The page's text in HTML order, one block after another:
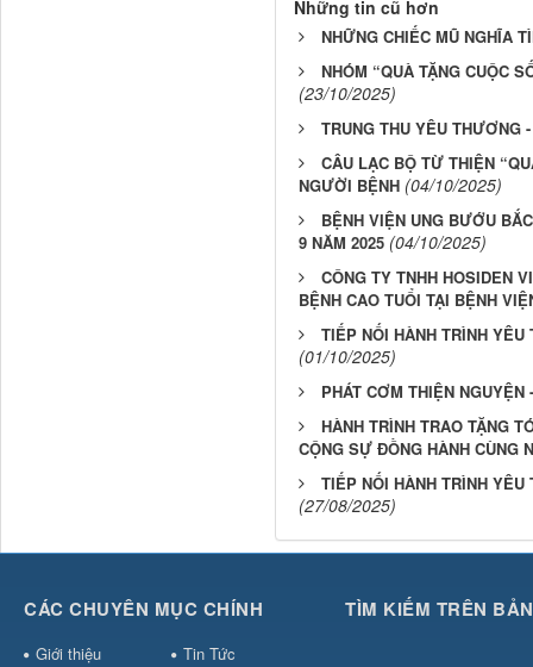
Những tin cũ hơn
NHỮNG CHIẾC MŨ NGHĨA
NHÓM “QUÀ TẶNG CUỘC
(23/10/2025)
TRUNG THU YÊU THƯƠNG
CÂU LẠC BỘ TỪ THIỆN
NGƯỜI BỆNH (04/10/2025)
BỆNH VIỆN UNG BƯỚU
9 NĂM 2025 (04/10/2025)
CÔNG TY TNHH HOSIDEN
BỆNH CAO TUỔI TẠI BỆNH
TIẾP NỐI HÀNH TRÌNH
(01/10/2025)
PHÁT CƠM THIỆN
HÀNH TRÌNH TRAO TẶNG
CỘNG SỰ ĐỒNG HÀNH CÙNG
TIẾP NỐI HÀNH TRÌNH
(27/08/2025)
CÁC CHUYÊN MỤC CHÍNH
Giới thiệu
Tin Tức
TÌM KIẾM TRÊN